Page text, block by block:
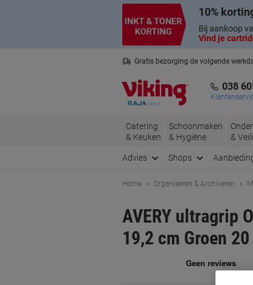
10%
Bij aankoop
Vind je
Gratis bezorging de volgende
038
Catering
& Keuken
Schoonmaken
& Hygiëne
&
Advies Shops
Home Organiseren & Archiveren
AVERY ultragrip
19,2 cm Groen